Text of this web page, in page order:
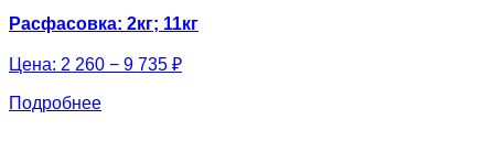
Расфасовка: 2кг; 11кг
Цена: 2 260 − 9 735 ₽
Подробнее